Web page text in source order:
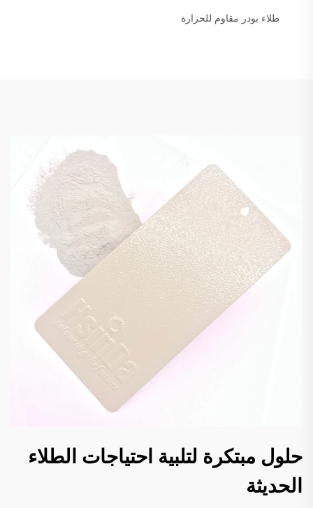
طلاء بودر مقاوم للحرارة
حلول مبتكرة لتلبية احتياجات الطلاء
الحديثة